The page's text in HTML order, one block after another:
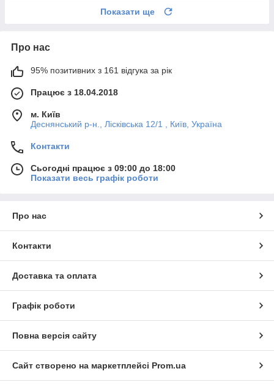
Показати ще
Про нас
95% позитивних з 161 відгука за рік
Працює з 18.04.2018
м. Київ
Деснянський р-н., Лісківська 12/1 , Київ, Україна
Контакти
Сьогодні працює з 09:00 до 18:00
Показати весь графік роботи
Про нас
Контакти
Доставка та оплата
Графік роботи
Повна версія сайту
Сайт створено на маркетплейсі Prom.ua